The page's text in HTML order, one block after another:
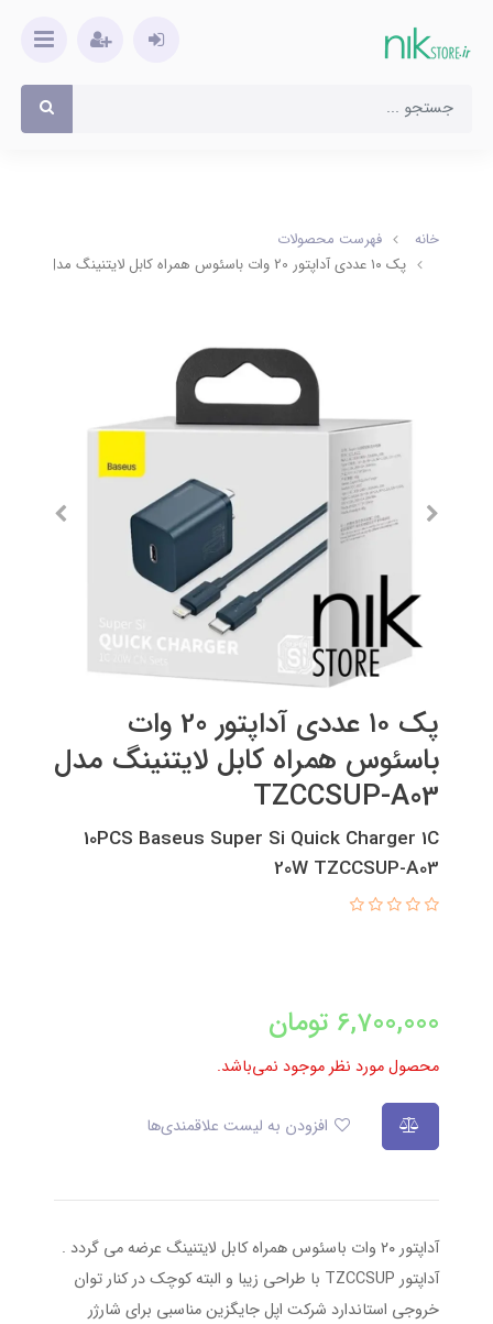
خانه
فهرست محصولات
پک ۱۰ عددی آداپتور 20 وات باسئوس همراه کابل لایتنینگ مدل TZCCSUP-A03
پک ۱۰ عددی آداپتور 20 وات
باسئوس همراه کابل لایتنینگ مدل
TZCCSUP-A03
10PCS Baseus Super Si Quick Charger 1C
20W TZCCSUP-A03
6,700,000 تومان
محصول مورد نظر موجود نمی‌باشد.
آداپتور ۲۰ وات باسئوس همراه کابل لایتنینگ عرضه می گردد .
آداپتور TZCCSUP با طراحی زیبا و البته کوچک در کنار توان
خروجی استاندارد شرکت اپل جایگزین مناسبی برای شارژر